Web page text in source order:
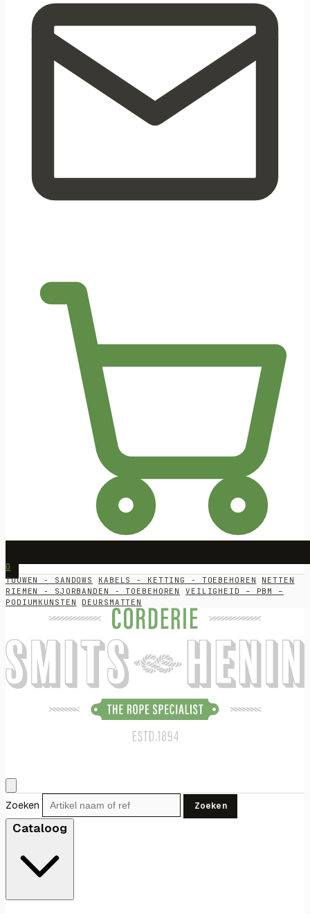
0
TOUWEN - SANDOWS KABELS - KETTING - TOEBEHOREN
NETTEN
RIEMEN - SJORBANDEN - TOEBEHOREN
VEILIGHEID – PBM –
PODIUMKUNSTEN
DEURSMATTEN
Zoeken Zoeken
Cataloog